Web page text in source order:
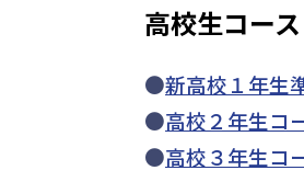
高校生コース
●新高校１年生
●高校２年生コ
●高校３年生コ